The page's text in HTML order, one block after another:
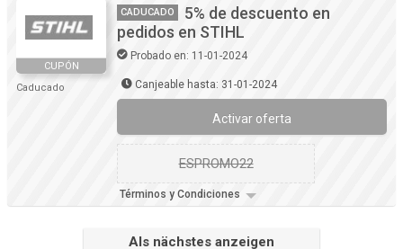
CUPÓN
Caducado
CADUCADO
5% de descuento en
pedidos en STIHL
Probado en: 11-01-2024
Canjeable hasta: 31-01-2024
Activar oferta
ESPROMO22
Términos y Condiciones
Als nächstes anzeigen